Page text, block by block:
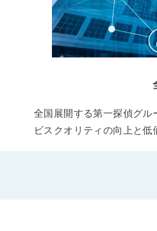
全国展開する第一探偵グ
ビスクオリティの向上と